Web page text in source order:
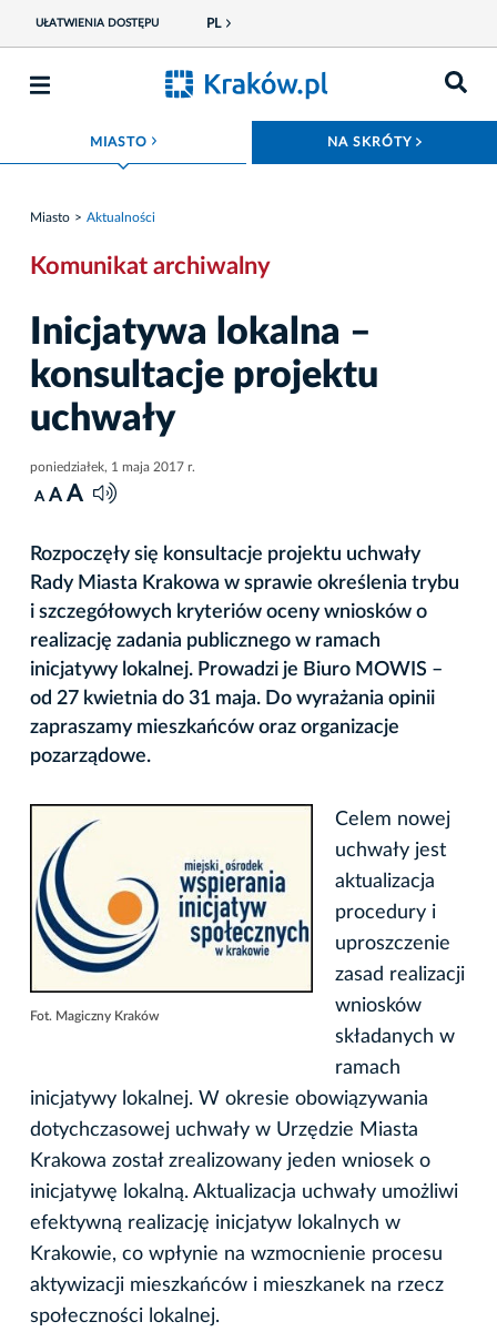
UŁATWIENIA DOSTĘPU PL
MIASTO ROZWIŃ MENU NA SKRÓTY
Miasto Aktualności
Komunikat archiwalny
Inicjatywa lokalna –
konsultacje projektu
uchwały
poniedziałek, 1 maja 2017 r.
A A A
Rozpoczęły się konsultacje projektu uchwały
Rady Miasta Krakowa w sprawie określenia trybu
i szczegółowych kryteriów oceny wniosków o
realizację zadania publicznego w ramach
inicjatywy lokalnej. Prowadzi je Biuro MOWIS –
od 27 kwietnia do 31 maja. Do wyrażania opinii
zapraszamy mieszkańców oraz organizacje
pozarządowe.
Fot. Magiczny Kraków
Celem nowej
uchwały jest
aktualizacja
procedury i
uproszczenie
zasad realizacji
wniosków
składanych w
ramach
inicjatywy lokalnej. W okresie obowiązywania
dotychczasowej uchwały w Urzędzie Miasta
Krakowa został zrealizowany jeden wniosek o
inicjatywę lokalną. Aktualizacja uchwały umożliwi
efektywną realizację inicjatyw lokalnych w
Krakowie, co wpłynie na wzmocnienie procesu
aktywizacji mieszkańców i mieszkanek na rzecz
społeczności lokalnej.